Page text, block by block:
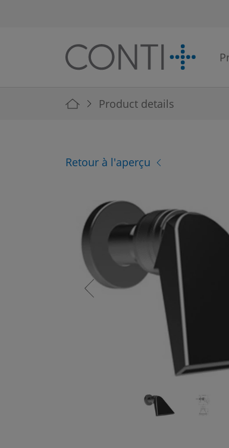
You are here:
Product details
Retour à l'aperçu